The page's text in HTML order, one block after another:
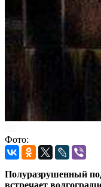
Фото:
Полуразрушенный
встречает